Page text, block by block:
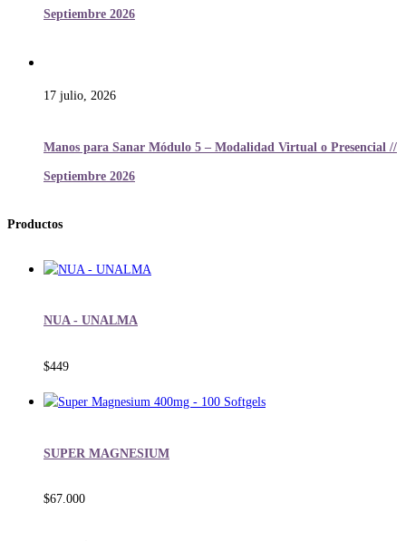
Septiembre 2026
17 julio, 2026
Manos para Sanar Módulo 5 – Modalidad Virtual o Presencial //
Septiembre 2026
Productos
NUA - UNALMA
$449
SUPER MAGNESIUM
$67.000